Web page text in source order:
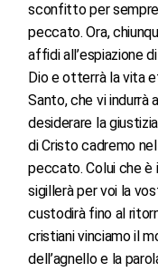
sconfitto per
peccato. Ora,
affidi all’espiazione
Dio e otterrà la vita
Santo, che vi indurrà
desiderare la
di Cristo cadremo
peccato. Colui che è
sigillerà per voi la
custodirà fino al
cristiani vinciamo il
dell’agnello e la